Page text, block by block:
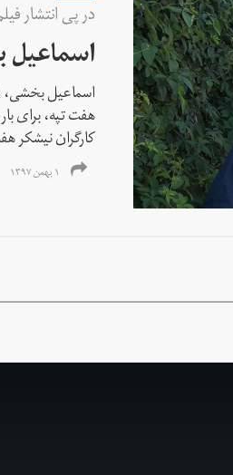
در پی انتشار
اسماعیل
اسماعیل بخشی،
هفت تپه، برای
کارگران نیشکر
۱ بهمن ۱۳۹۷